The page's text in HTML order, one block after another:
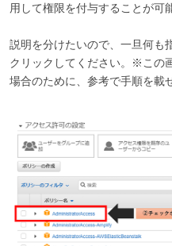
用して権限を付与することが可
説明を分けたいので、一旦何も
クリックしてください。※この
場合のために、参考で手順を載